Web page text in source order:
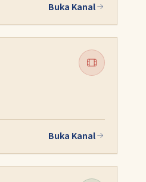
Buka Kanal
Buka Kanal